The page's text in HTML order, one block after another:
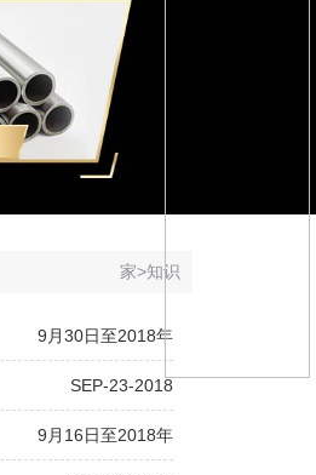
家>知识
9月30日至2018年
SEP-23-2018
9月16日至2018年